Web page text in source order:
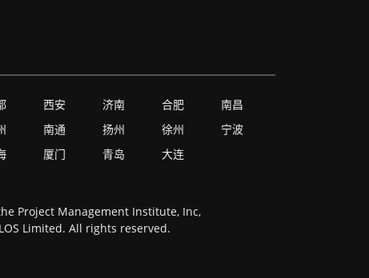
西安 济南 合肥
南昌
南通 扬州 徐州
宁波
厦门 青岛 大连
Project Management Institute, Inc,
Limited. All rights reserved.